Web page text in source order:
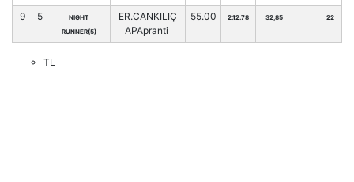
9 5
NIGHT
RUNNER(5)
ER.CANKILIÇ
APApranti
55.00 2.12.78 32,85 22
TL